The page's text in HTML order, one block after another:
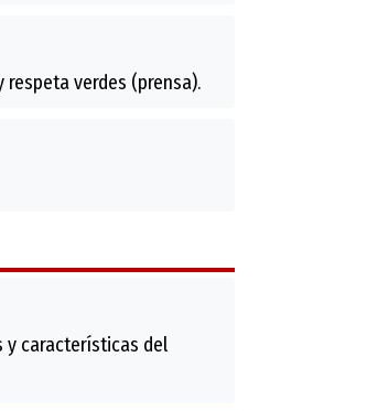
verdes (prensa).
y características del